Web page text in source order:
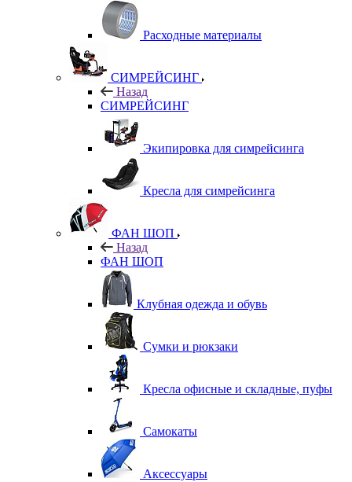
Расходные материалы
СИМРЕЙСИНГ
Назад
СИМРЕЙСИНГ
Экипировка для симрейсинга
Кресла для симрейсинга
ФАН ШОП
Назад
ФАН ШОП
Клубная одежда и обувь
Сумки и рюкзаки
Кресла офисные и складные, пуфы
Самокаты
Аксессуары